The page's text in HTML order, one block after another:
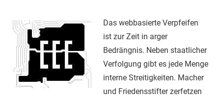
Das webbasierte Verpfeifen
ist zur Zeit in arger
Bedrängnis. Neben staatlicher
Verfolgung gibt es jede Menge
interne Streitigkeiten. Macher
und Friedensstifter zerfetzen